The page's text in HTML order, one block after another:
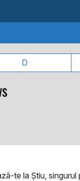
D
te la Știu,